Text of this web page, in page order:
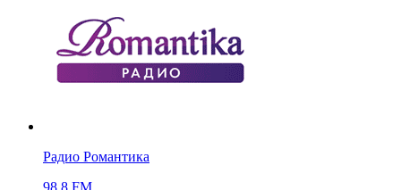
Радио Романтика
98,8 FM